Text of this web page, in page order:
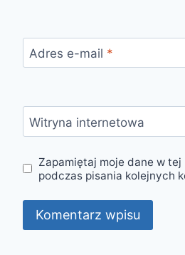
Adres e-mail *
Witryna internetowa
Zapamiętaj moje dane w
podczas pisania kolejnych